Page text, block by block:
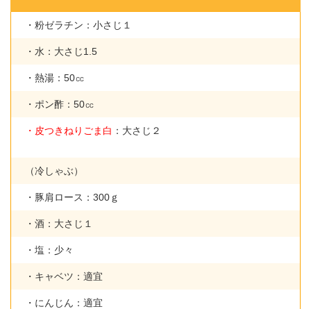
・粉ゼラチン：小さじ１
・水：大さじ1.5
・熱湯：50㏄
・ポン酢：50㏄
・皮つきねりごま白 ：大さじ２
（冷しゃぶ）
・豚肩ロース：300ｇ
・酒：大さじ１
・塩：少々
・キャベツ：適宜
・にんじん：適宜